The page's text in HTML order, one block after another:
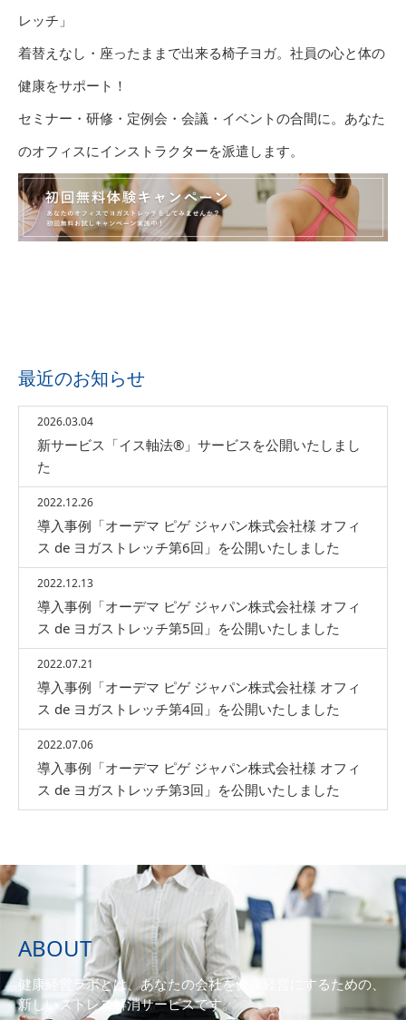
レッチ」
着替えなし・座ったままで出来る椅子ヨガ。社員の心と体の
健康をサポート！
セミナー・研修・定例会・会議・イベントの合間に。あなた
のオフィスにインストラクターを派遣します。
最近のお知らせ
2026.03.04
新サービス「イス軸法®︎」サービスを公開いたしまし
た
2022.12.26
導入事例「オーデマ ピゲ ジャパン株式会社様 オフィ
ス de ヨガストレッチ第6回」を公開いたしました
2022.12.13
導入事例「オーデマ ピゲ ジャパン株式会社様 オフィ
ス de ヨガストレッチ第5回」を公開いたしました
2022.07.21
導入事例「オーデマ ピゲ ジャパン株式会社様 オフィ
ス de ヨガストレッチ第4回」を公開いたしました
2022.07.06
導入事例「オーデマ ピゲ ジャパン株式会社様 オフィ
ス de ヨガストレッチ第3回」を公開いたしました
ABOUT
健康経営ラボとは、あなたの会社を健康経営にするための、
新しいストレス解消サービスです。